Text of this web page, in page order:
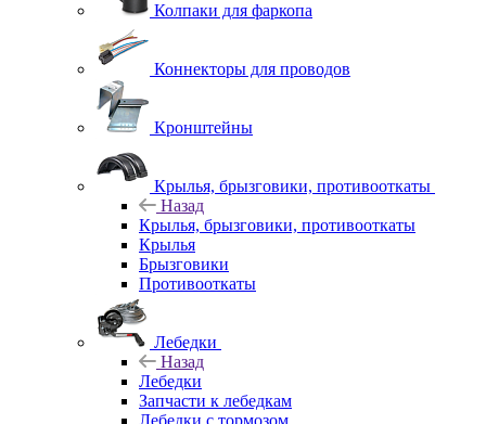
Колпаки для фаркопа
Коннекторы для проводов
Кронштейны
Крылья, брызговики, противооткаты
Назад
Крылья, брызговики, противооткаты
Крылья
Брызговики
Противооткаты
Лебедки
Назад
Лебедки
Запчасти к лебедкам
Лебедки с тормозом